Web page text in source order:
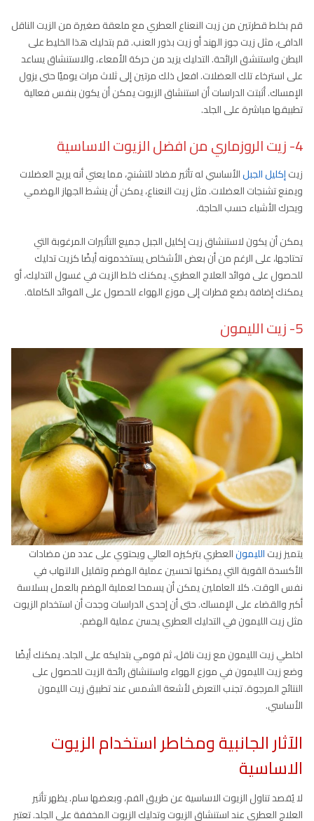
قم بخلط قطرتين من زيت النعناع العطري مع ملعقة صغيرة من الزيت الناقل
الدافئ، مثل زيت جوز الهند أو زيت بذور العنب. قم بتدليك هذا الخليط على
البطن واستنشق الرائحة. التدليك يزيد من حركة الأمعاء، والاستنشاق يساعد
على استرخاء تلك العضلات. افعل ذلك مرتين إلى ثلاث مرات يوميًا حتى يزول
الإمساك. أثبتت الدراسات أن استنشاق الزيوت يمكن أن يكون بنفس فعالية
تطبيقها مباشرة على الجلد.
4- زيت الروزماري من افضل الزيوت الاساسية
زيتإكليل الجبلالأساسي له تأثير مضاد للتشنج، مما يعني أنه يريح العضلات
ويمنع تشنجات العضلات. مثل زيت النعناع، يمكن أن ينشط الجهاز الهضمي
ويحرك الأشياء حسب الحاجة.
يمكن أن يكون لاستنشاق زيت إكليل الجبل جميع التأثيرات المرغوبة التي
تحتاجها، على الرغم من أن بعض الأشخاص يستخدمونه أيضًا كزيت تدليك
للحصول على فوائد العلاج العطري. يمكنك خلط الزيت في غسول التدليك، أو
يمكنك إضافة بضع قطرات إلى موزع الهواء للحصول على الفوائد الكاملة.
5- زيت الليمون
يتميز زيتالليمونالعطري بتركيزه العالي ويحتوي على عدد من مضادات
الأكسدة القوية التي يمكنها تحسين عملية الهضم وتقليل الالتهاب في
نفس الوقت. كلا العاملين يمكن أن يسمحا لعملية الهضم بالعمل بسلاسة
أكبر والقضاء على الإمساك. حتى أن إحدى الدراسات وجدت أن استخدام الزيوت
مثل زيت الليمون في التدليك العطري يحسن عملية الهضم.
اخلطي زيت الليمون مع زيت ناقل، ثم قومي بتدليكه على الجلد. يمكنك أيضًا
وضع زيت الليمون في موزع الهواء واستنشاق رائحة الزيت للحصول على
النتائج المرجوة. تجنب التعرض لأشعة الشمس عند تطبيق زيت الليمون
الأساسي.
الآثار الجانبية ومخاطر استخدام الزيوت
الاساسية
لا يُقصد تناول الزيوت الاساسية عن طريق الفم، وبعضها سام. يظهر تأثير
العلاج العطري عند استنشاق الزيوت وتدليك الزيوت المخففة على الجلد. تعتبر